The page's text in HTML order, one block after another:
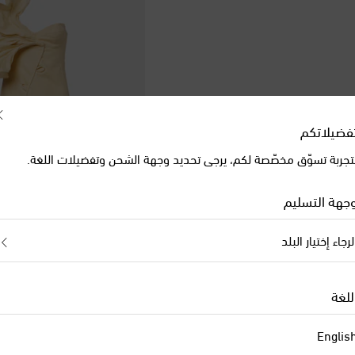
تسوّق مخصّصة لكم، يرجى تحديد وجهة الشحن وتفضيلات اللغة.
التسليم
إختيار البلد